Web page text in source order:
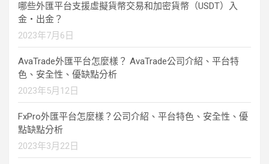
哪些外匯平台支援虛擬貨幣交易和加密貨幣（USDT）入
金・出金？
2023年7月6日
AvaTrade外匯平台怎麼樣？ AvaTrade公司介紹、平台特
色、安全性、優缺點分析
2023年5月12日
FxPro外匯平台怎麼樣？公司介紹、平台特色、安全性、優
點缺點分析
2023年3月22日